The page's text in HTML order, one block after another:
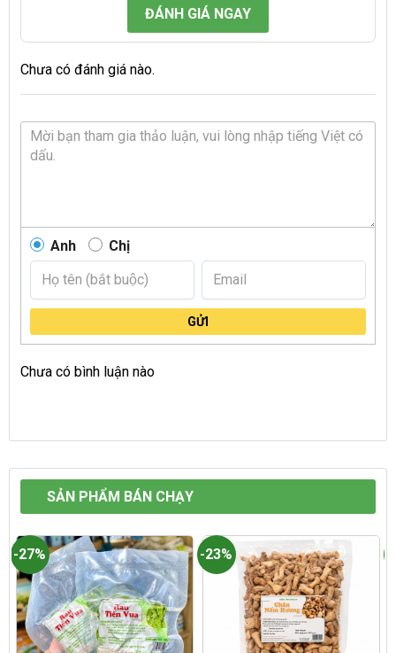
ĐÁNH GIÁ NGAY
Chưa có đánh giá nào.
Anh Chị
GỬI
Chưa có bình luận nào
SẢN PHẨM BÁN CHẠY
-27% -23%